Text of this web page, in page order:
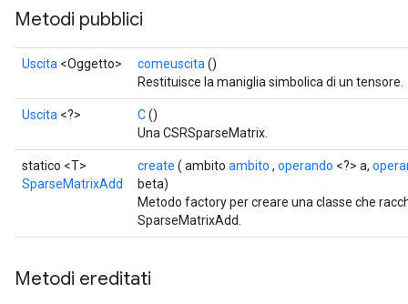
Metodi pubblici
Uscita <Oggetto> comeuscita ()
Restituisce la maniglia simbolica di un tensore.
Uscita <?> C()
Una CSRSparseMatrix.
statico <T>
SparseMatrixAdd
create ( ambito ambito , operando <?> a,
beta)
Metodo factory per creare una classe che
SparseMatrixAdd.
Metodi ereditati